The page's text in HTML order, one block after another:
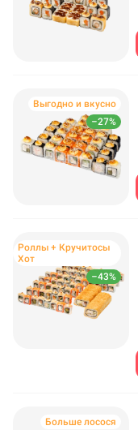
–27%
Выгодно и вкусно
–43%
Роллы + Кручитосы
Хот
Больше лосося